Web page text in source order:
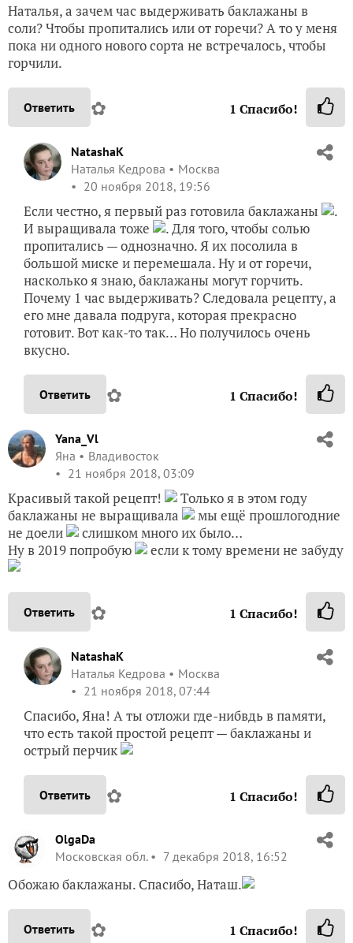
Наталья, а зачем час выдерживать баклажаны в
соли? Чтобы пропитались или от горечи? А то у меня
пока ни одного нового сорта не встречалось, чтобы
горчили.
Ответить ✿ 1 Спасибо!
NatashaK
Наталья Кедрова
Москва
20 ноября 2018, 19:56
Если честно, я первый раз готовила баклажаны
.
И выращивала тоже
. Для того, чтобы солью
пропитались — однозначно. Я их посолила в
большой миске и перемешала. Ну и от горечи,
насколько я знаю, баклажаны могут горчить.
Почему 1 час выдерживать? Следовала рецепту, а
его мне давала подруга, которая прекрасно
готовит. Вот как-то так… Но получилось очень
вкусно.
Ответить ✿ 1 Спасибо!
Yana_Vl
Яна
Владивосток
21 ноября 2018, 03:09
Красивый такой рецепт!
Только я в этом году
баклажаны не выращивала
мы ещё прошлогодние
не доели
слишком много их было…
Ну в 2019 попробую
если к тому времени не забуду
Ответить ✿ 1 Спасибо!
NatashaK
Наталья Кедрова
Москва
21 ноября 2018, 07:44
Спасибо, Яна! А ты отложи где-нибвдь в памяти,
что есть такой простой рецепт — баклажаны и
острый перчик
Ответить ✿ 1 Спасибо!
OlgaDa
Московская обл.
7 декабря 2018, 16:52
Обожаю баклажаны. Спасибо, Наташ.
Ответить ✿ 1 Спасибо!